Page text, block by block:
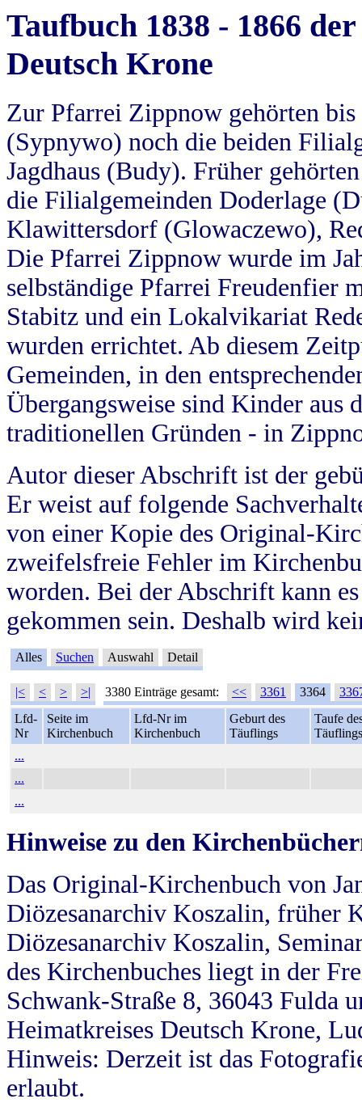
Taufbuch 1838 - 1866
Deutsch Krone
Zur Pfarrei Zippnow gehörten
(Sypnywo) noch die beiden
Jagdhaus (Budy). Früher
die Filialgemeinden Doderlage
Klawittersdorf (Glowaczewo),
Die Pfarrei Zippnow wurde im
selbständige Pfarrei Freudenfier
Stabitz und ein Lokalvikariat
wurden errichtet. Ab diesem
Gemeinden, in den
Übergangsweise sind Kinder aus
traditionellen Gründen - in
Autor dieser Abschrift ist der
Er weist auf folgende
von einer Kopie des Original-
zweifelsfreie Fehler im
worden. Bei der Abschrift kann
gekommen sein. Deshalb wird
Alles Suchen Auswahl Detail
|< < > >| 3380 Einträge gesamt: << 3361 3364
Lfd-
Nr
Seite im
Kirchenbuch
Lfd-Nr im
Kirchenbuch
Geburt des
Täuflings
Taufe
Täuflings
...
...
...
Hinweise zu den
Das Original-Kirchenbuch von
Diözesanarchiv Koszalin, früher
Diözesanarchiv Koszalin,
des Kirchenbuches liegt in der
Schwank-Straße 8, 36043 Fulda
Heimatkreises Deutsch Krone,
Hinweis: Derzeit ist das
erlaubt.